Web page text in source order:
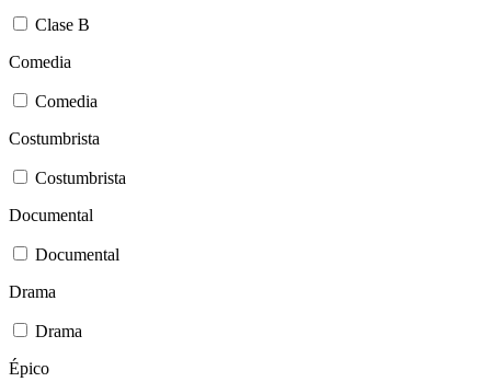
Clase B
Comedia
Comedia
Costumbrista
Costumbrista
Documental
Documental
Drama
Drama
Épico